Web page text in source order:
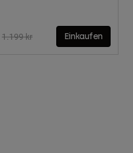
Price reduced from
1.199 krto Einkaufen